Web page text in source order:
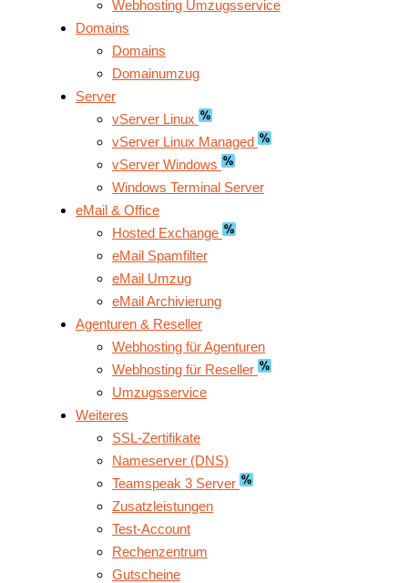
Webhosting Umzugsservice
Domains
Domains
Domainumzug
Server
vServer Linux
vServer Linux Managed
vServer Windows
Windows Terminal Server
eMail & Office
Hosted Exchange
eMail Spamfilter
eMail Umzug
eMail Archivierung
Agenturen & Reseller
Webhosting für Agenturen
Webhosting für Reseller
Umzugsservice
Weiteres
SSL-Zertifikate
Nameserver (DNS)
Teamspeak 3 Server
Zusatzleistungen
Test-Account
Rechenzentrum
Gutscheine